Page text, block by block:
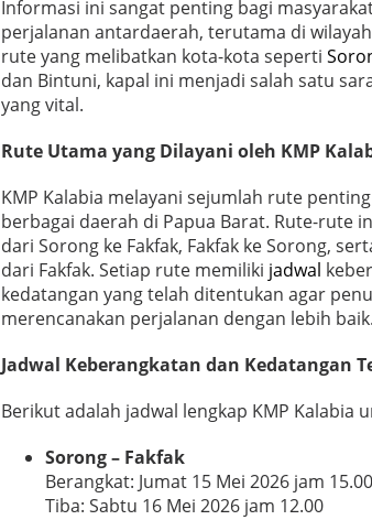
g
-
F
a
k
k
B
n
t
u
n
i
e
r
a
u
Informasi ini sangat penting bagi
perjalanan antardaerah, terutama di
rute yang melibatkan kota-kota seperti
dan Bintuni, kapal ini menjadi salah satu
yang vital.
Rute Utama yang Dilayani oleh KMP
KMP Kalabia melayani sejumlah rute
berbagai daerah di Papua Barat. Rute-rute
dari Sorong ke Fakfak, Fakfak ke Sorong,
dari Fakfak. Setiap rute memiliki jadwal
kedatangan yang telah ditentukan agar
merencanakan perjalanan dengan lebih baik.
Jadwal Keberangkatan dan Kedatangan
Berikut adalah jadwal lengkap KMP Kalabia
Sorong – Fakfak
Berangkat: Jumat 15 Mei 2026 jam 15.00
Tiba: Sabtu 16 Mei 2026 jam 12.00